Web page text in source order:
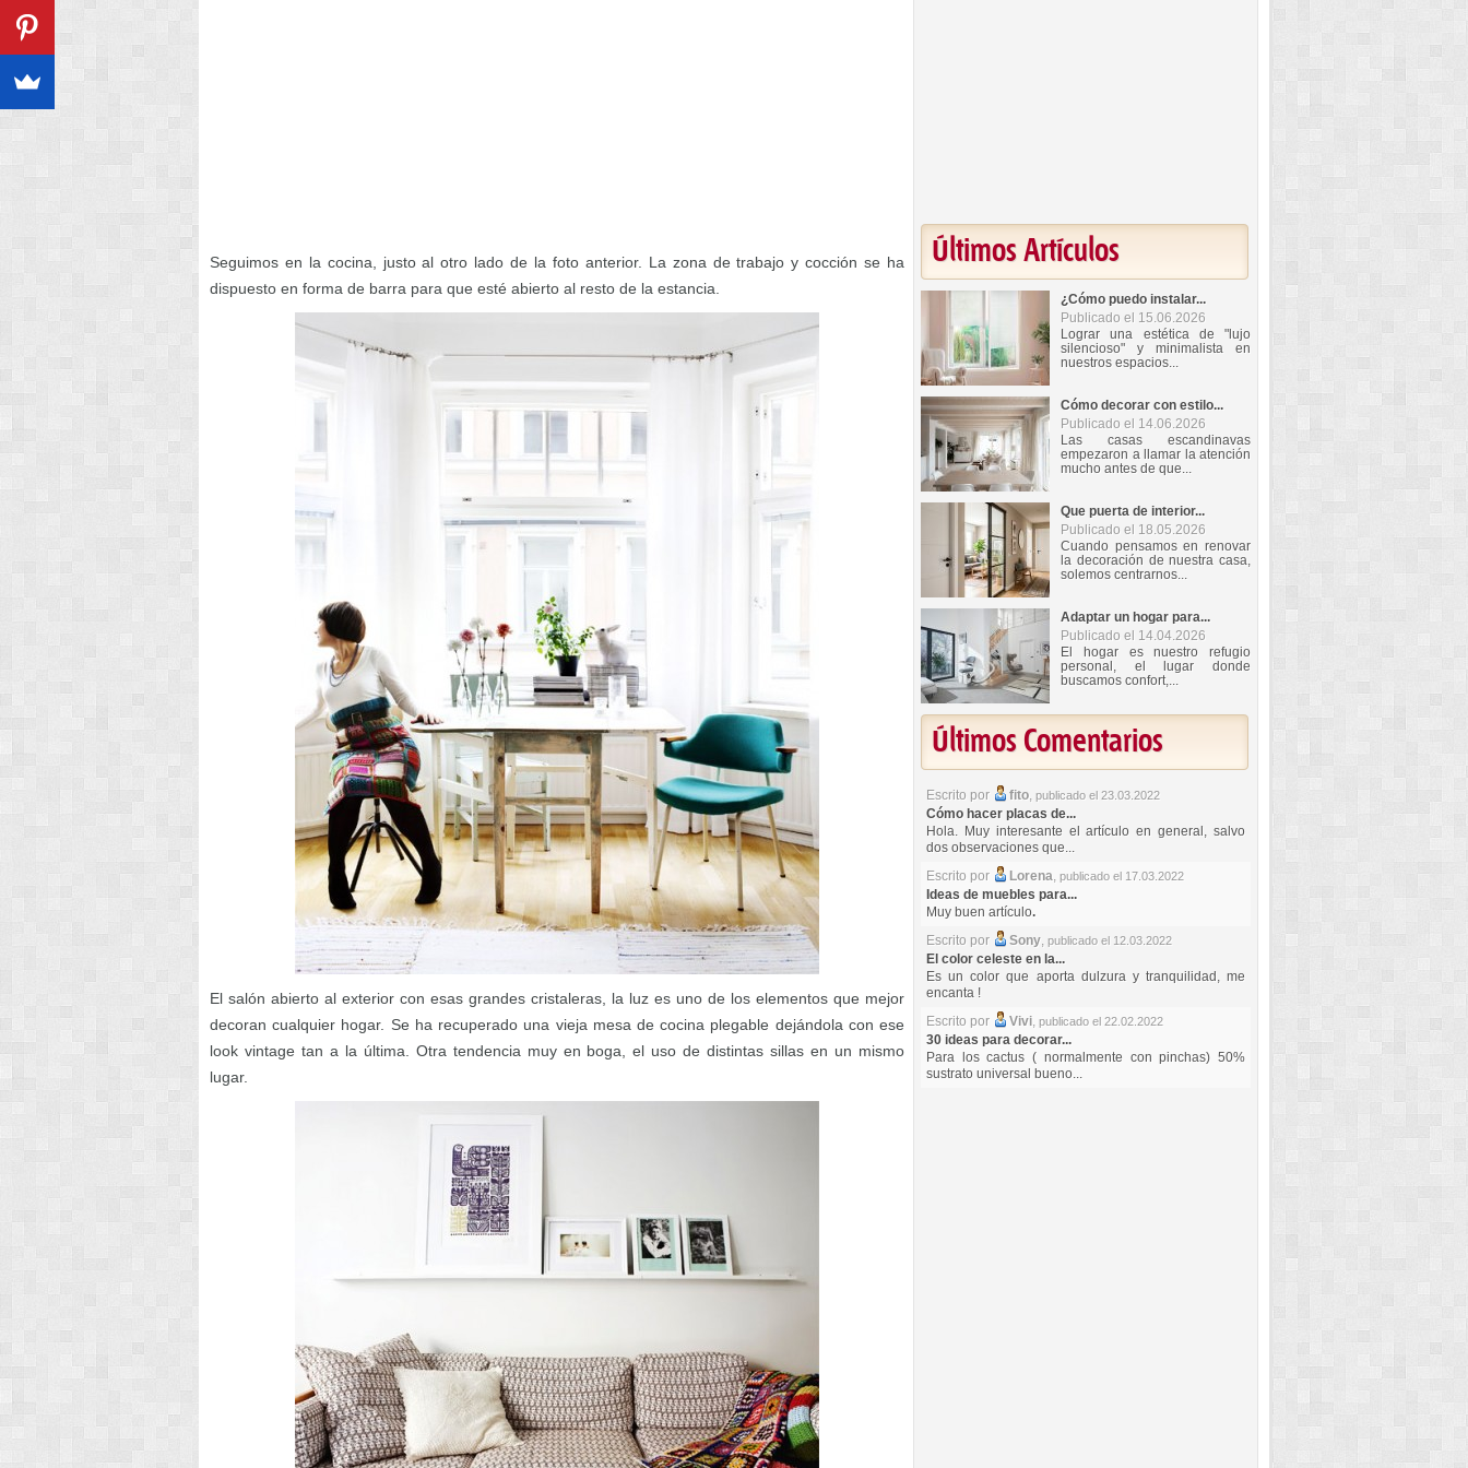
Seguimos en la cocina, justo al otro lado de la foto anterior. La zona de trabajo y cocción se ha
dispuesto en forma de barra para que esté abierto al resto de la estancia.
El salón abierto al exterior con esas grandes cristaleras, la luz es uno de los elementos que mejor
decoran cualquier hogar. Se ha recuperado una vieja mesa de cocina plegable dejándola con ese
look vintage tan a la última. Otra tendencia muy en boga, el uso de distintas sillas en un mismo
lugar.
Últimos Artículos
¿Cómo puedo instalar...
Publicado el 15.06.2026
Lograr una estética de "lujo
silencioso" y minimalista en
nuestros espacios...
Cómo decorar con estilo...
Publicado el 14.06.2026
Las casas escandinavas
empezaron a llamar la atención
mucho antes de que...
Que puerta de interior...
Publicado el 18.05.2026
Cuando pensamos en renovar
la decoración de nuestra casa,
solemos centrarnos...
Adaptar un hogar para...
Publicado el 14.04.2026
El hogar es nuestro refugio
personal, el lugar donde
buscamos confort,...
Últimos Comentarios
Escrito por fito, publicado el 23.03.2022
Cómo hacer placas de...
Hola. Muy interesante el artículo en general, salvo
dos observaciones que...
Escrito por
Lorena, publicado el 17.03.2022
Ideas de muebles para...
Muy buen artículo.
Escrito por
Sony, publicado el 12.03.2022
El color celeste en la...
Es un color que aporta dulzura y tranquilidad, me
encanta !
Escrito por
Vivi, publicado el 22.02.2022
30 ideas para decorar...
Para los cactus ( normalmente con pinchas) 50%
sustrato universal bueno...